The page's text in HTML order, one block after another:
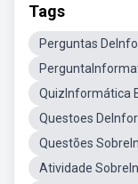
Tags
Perguntas
QuizInformática
Questoes
Questões
Atividade